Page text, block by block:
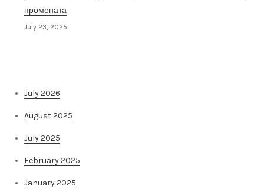
промената
July 23, 2025
July 2026
August 2025
July 2025
February 2025
January 2025